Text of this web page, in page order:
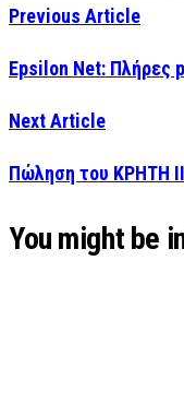
Previous Article
Epsilon Net: Πλήρες
Next Article
Πώληση του ΚΡΗΤΗ
You might be